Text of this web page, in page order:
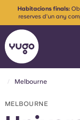
Sobre
Melbourne
Habitacions finals:
reserves d'un any
semestre.
MELBOURNE